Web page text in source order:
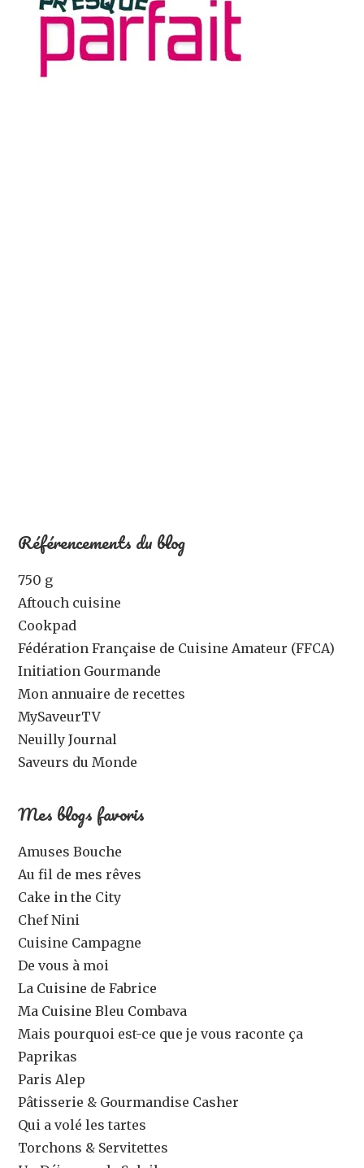
Référencements du blog
750 g
Aftouch cuisine
Cookpad
Fédération Française de Cuisine Amateur (FFCA)
Initiation Gourmande
Mon annuaire de recettes
MySaveurTV
Neuilly Journal
Saveurs du Monde
Mes blogs favoris
Amuses Bouche
Au fil de mes rêves
Cake in the City
Chef Nini
Cuisine Campagne
De vous à moi
La Cuisine de Fabrice
Ma Cuisine Bleu Combava
Mais pourquoi est-ce que je vous raconte ça
Paprikas
Paris Alep
Pâtisserie & Gourmandise Casher
Qui a volé les tartes
Torchons & Servitettes